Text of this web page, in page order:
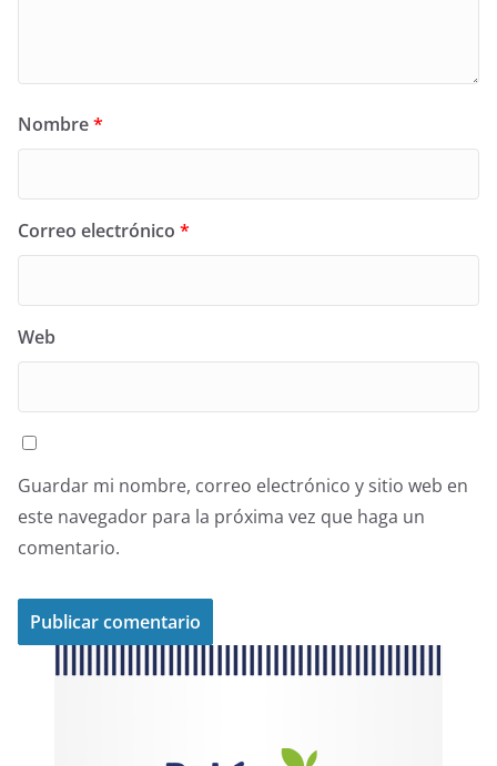
Nombre*
Correo electrónico *
Web
Guardar mi nombre, correo electrónico y sitio web en
este navegador para la próxima vez que haga un
comentario.